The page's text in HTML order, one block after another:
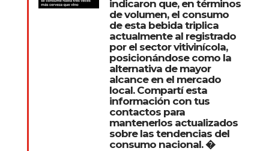
indicaron que, en términos
de volumen, el consumo
de esta bebida triplica
actualmente al registrado
por el sector vitivinícola,
posicionándose como la
alternativa de mayor
alcance en el mercado
local. Compartí esta
información con tus
contactos para
mantenerlos actualizados
sobre las tendencias del
consumo nacional. �